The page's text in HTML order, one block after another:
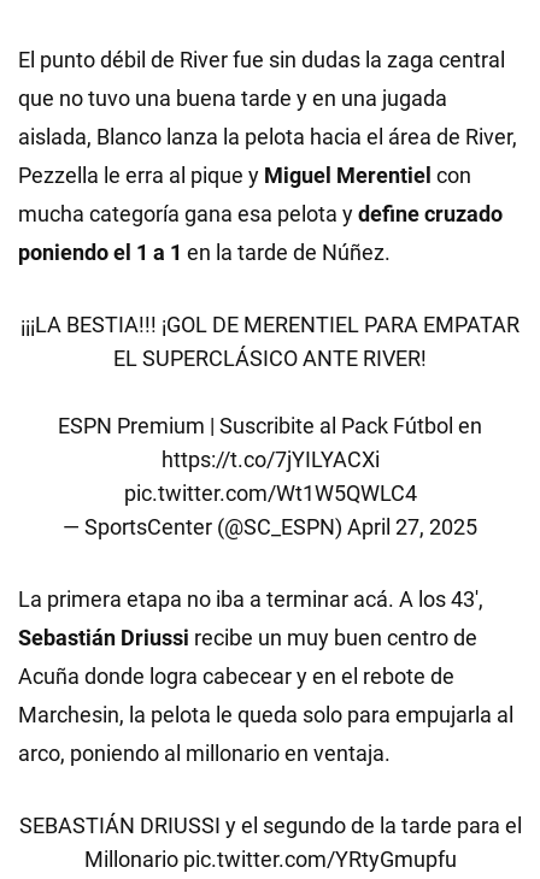
El punto débil de River fue sin dudas la zaga central
que no tuvo una buena tarde y en una jugada
aislada, Blanco lanza la pelota hacia el área de River,
Pezzella le erra al pique y Miguel Merentiel con
mucha categoría gana esa pelota ydefine cruzado
poniendo el 1 a 1 en la tarde de Núñez.
¡¡¡LA BESTIA!!! ¡GOL DE MERENTIEL PARA EMPATAR
EL SUPERCLÁSICO ANTE RIVER!
ESPN Premium | Suscribite al Pack Fútbol en
https://t.co/7jYILYACXi
pic.twitter.com/Wt1W5QWLC4
— SportsCenter (@SC_ESPN) April 27, 2025
La primera etapa no iba a terminar acá. A los 43',
Sebastián Driussi recibe un muy buen centro de
Acuña donde logra cabecear y en el rebote de
Marchesin, la pelota le queda solo para empujarla al
arco, poniendo al millonario en ventaja.
SEBASTIÁN DRIUSSI y el segundo de la tarde para el
Millonario pic.twitter.com/YRtyGmupfu